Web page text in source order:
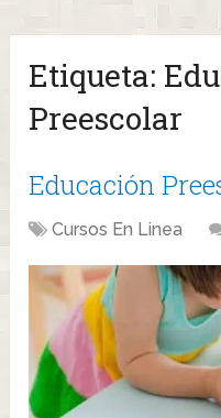
Etiqueta:
Preescolar
Educación
Cursos En Linea